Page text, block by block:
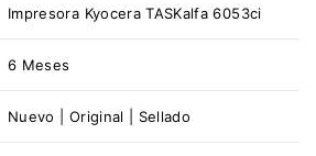
Impresora Kyocera TASKalfa 6053ci
6 Meses
Nuevo | Original | Sellado